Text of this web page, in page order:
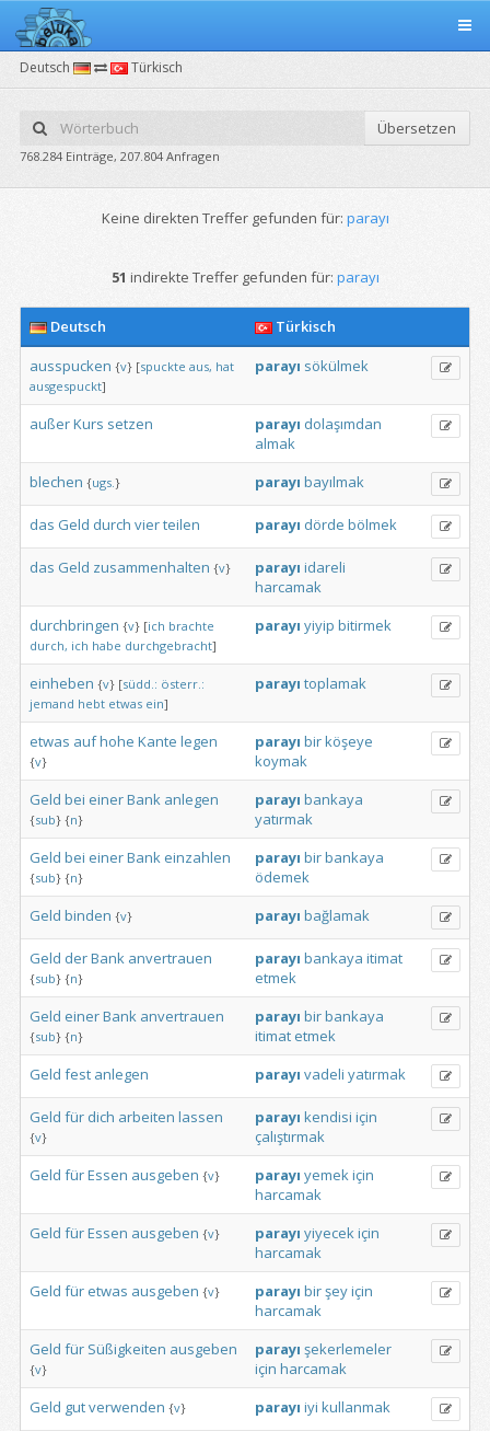
Deutsch Türkisch
Übersetzen
768.284 Einträge, 207.804 Anfragen
Keine direkten Treffer gefunden für: parayı
51 indirekte Treffer gefunden für: parayı
Deutsch
Türkisch
ausspucken {v} [spuckte aus, hat
ausgespuckt]
parayı sökülmek
außerKurs setzen parayı dolaşımdan
almak
blechen {ugs.} parayı bayılmak
das Geld durch vierteilen parayı dörde bölmek
das Geld zusammenhalten {v} parayı idareli
harcamak
durchbringen {v} [ich brachte
durch, ich habe durchgebracht]
parayı yiyip bitirmek
einheben {v} [südd.: österr.:
jemand hebt etwas ein]
parayı toplamak
etwas aufhohe Kante legen
{v}
parayı birköşeye
koymak
Geld bei einerBank anlegen
{sub} {n}
parayı bankaya
yatırmak
Geld bei einerBank einzahlen
{sub} {n}
parayı birbankaya
ödemek
Geld binden {v} parayı bağlamak
Geld derBank anvertrauen
{sub} {n}
parayı bankaya itimat
etmek
Geld einerBank anvertrauen
{sub} {n}
parayı birbankaya
itimat etmek
Geld fest anlegen parayı vadeli yatırmak
Geld für dich arbeiten lassen
{v}
parayı kendisi için
çalıştırmak
Geld fürEssen ausgeben {v} parayı yemekiçin
harcamak
Geld fürEssen ausgeben {v} parayı yiyecekiçin
harcamak
Geld für etwas ausgeben {v} parayı birşeyiçin
harcamak
Geld für Süßigkeiten ausgeben
{v}
parayı şekerlemeler
için harcamak
Geld gutverwenden {v} parayı iyi kullanmak